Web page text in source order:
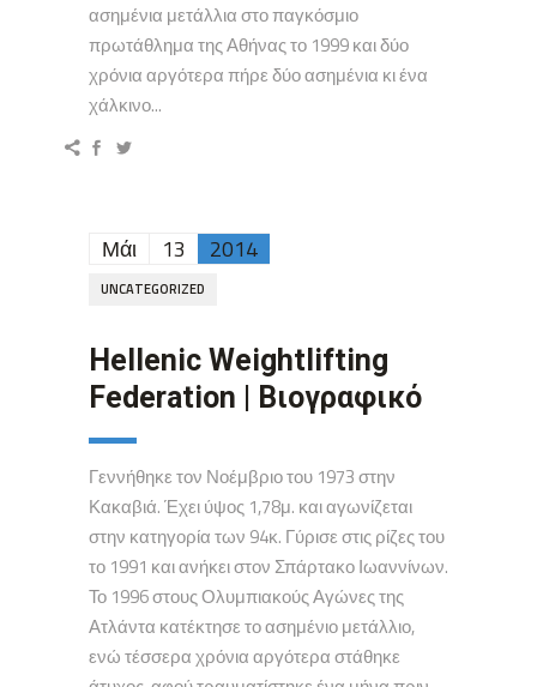
ασημένια μετάλλια στο παγκόσμιο
πρωτάθλημα της Αθήνας το 1999 και δύο
χρόνια αργότερα πήρε δύο ασημένια κι ένα
χάλκινο...
Μάι 13 2014
UNCATEGORIZED
Hellenic Weightlifting
Federation | Βιογραφικό
Γεννήθηκε τον Νοέμβριο του 1973 στην
Κακαβιά. Έχει ύψος 1,78μ. και αγωνίζεται
στην κατηγορία των 94κ. Γύρισε στις ρίζες του
το 1991 και ανήκει στον Σπάρτακο Ιωαννίνων.
Το 1996 στους Ολυμπιακούς Αγώνες της
Ατλάντα κατέκτησε το ασημένιο μετάλλιο,
ενώ τέσσερα χρόνια αργότερα στάθηκε